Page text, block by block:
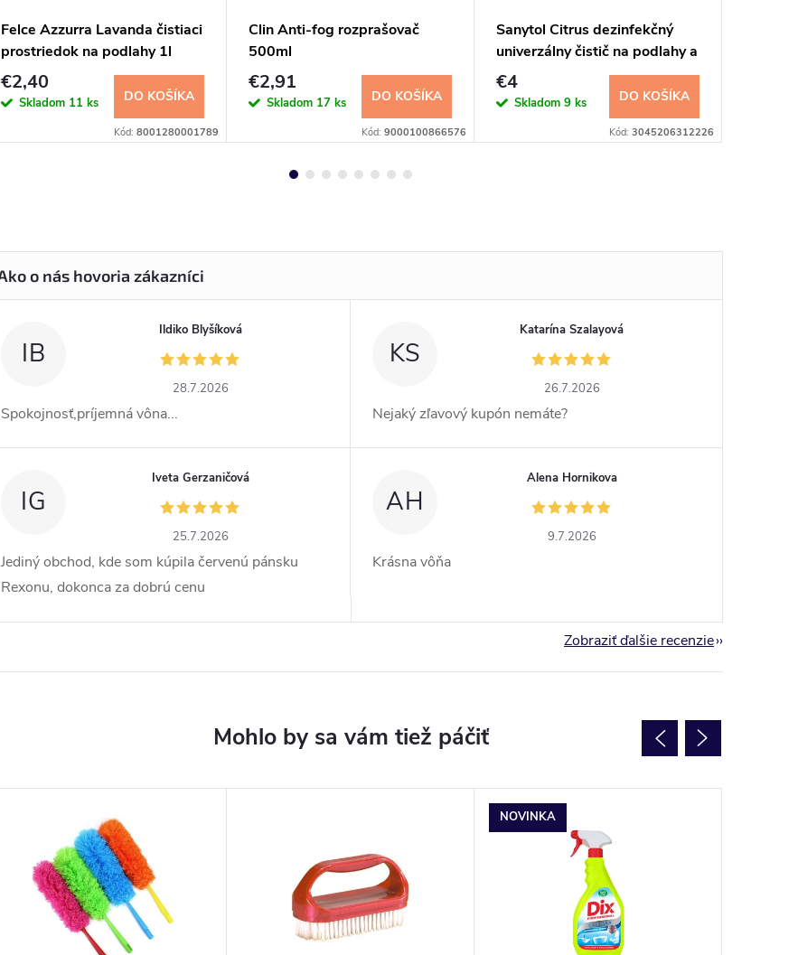
Felce Azzurra Lavanda čistiaci
prostriedok na podlahy 1l
€2,40
Skladom 11 ks DO KOŠÍKA
Kód: 8001280001789
Clin Anti-fog rozprašovač
500ml
€2,91
Skladom 17 ks DO KOŠÍKA
Kód: 9000100866576
Sanytol Citrus dezinfekčný
univerzálny čistič na podlahy a
plochy 1l
€4
Skladom 9 ks DO KOŠÍKA
Kód: 3045206312226
NOVINKA
IB
Ildiko Blyšíková
28.7.2026
Spokojnosť,príjemná vôna...
KS
Katarína Szalayová
26.7.2026
Nejaký zľavový kupón nemáte?
IG
Iveta Gerzaničová
25.7.2026
Jediný obchod, kde som kúpila červenú pánsku
Rexonu, dokonca za dobrú cenu
AH
Alena Hornikova
9.7.2026
Krásna vôňa
Zobraziť ďalšie recenzie